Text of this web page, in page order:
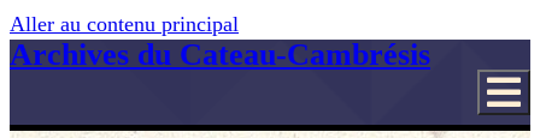
Aller au contenu principal
Archives du Cateau-Cambrésis